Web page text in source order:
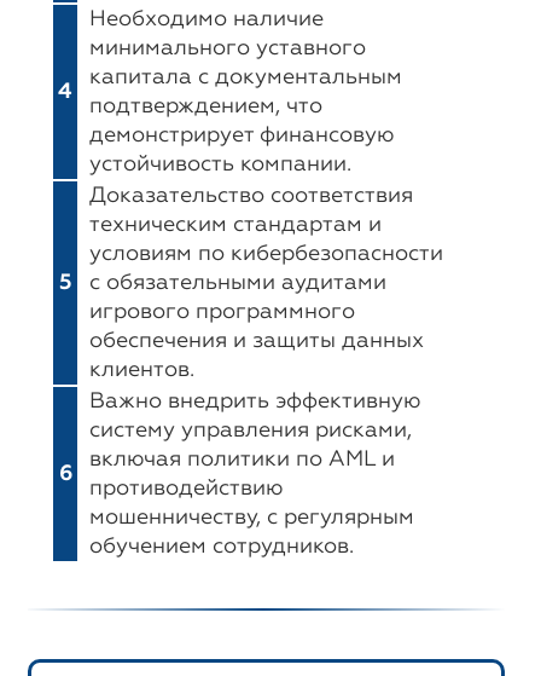
4
Необходимо наличие
минимального уставного
капитала с документальным
подтверждением, что
демонстрирует финансовую
устойчивость компании.
5
Доказательство соответствия
техническим стандартам и
условиям по кибербезопасности
с обязательными аудитами
игрового программного
обеспечения и защиты данных
клиентов.
6
Важно внедрить эффективную
систему управления рисками,
включая политики по AML и
противодействию
мошенничеству, с регулярным
обучением сотрудников.